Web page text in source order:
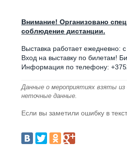
Внимание! Организовано
соблюдение дистанции.
Выставка работает ежедневно:
Вход на выставку по билетам!
Информация по телефону:
Данные о мероприятиях взяты
неточные данные.
Если вы заметили ошибку в